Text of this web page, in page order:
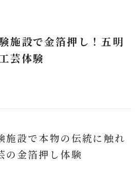
施設で金箔押し！五明
芸体験
施設で本物の伝統に触れ
の金箔押し体験